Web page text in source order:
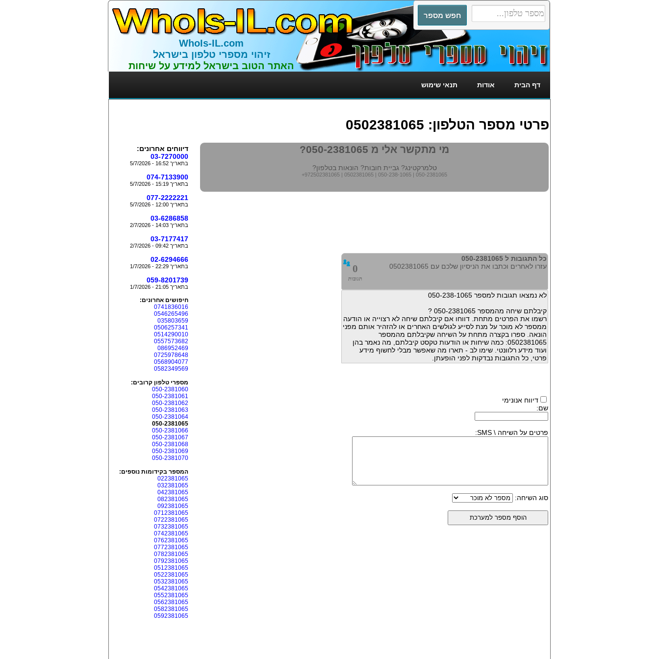
WhoIs-IL.com
זיהוי מספרי טלפון בישראל
האתר הטוב בישראל למידע על שיחות
דף הבית אודות תנאי שימוש
פרטי מספר הטלפון: 0502381065
מי מתקשר אלי מ 050-2381065?
טלמרקטינג? גביית חובות? הונאות בטלפון?
+972502381065 | 0502381065 | 050-238-1065 | 050-2381065
0
תגובות
כל התגובות ל 050-2381065
עזרו לאחרים וכתבו את הניסיון שלכם עם 0502381065
לא נמצאו תגובות למספר 050-238-1065
קיבלתם שיחה מהמספר 050-2381065 ?
רשמו את הפרטים מתחת. דווחו אם קיבלתם שיחה לא רצוייה או הודעה
ממספר לא מוכר על מנת לסייע לגולשים האחרים או להזהיר אותם מפני
הונאה. ספרו בקצרה מתחת על השיחה שקיבלתם מהמספר
0502381065: כמה שיחות או הודעות טקסט קיבלתם, מה נאמר בהן
ועוד מידע רלוונטי. שימו לב - תארו מה שאפשר מבלי לחשוף מידע
פרטי, כל התגובות נבדקות לפני הופעתן.
דיווח אנונימי
שם:
פרטים על השיחה \ SMS:
סוג השיחה:
דיווחים אחרונים:
03-7270000
בתאריך 16:52 - 5/7/2026
074-7133900
בתאריך 15:19 - 5/7/2026
077-2222221
בתאריך 12:00 - 5/7/2026
03-6286858
בתאריך 14:03 - 2/7/2026
03-7177417
בתאריך 09:42 - 2/7/2026
02-6294666
בתאריך 22:29 - 1/7/2026
059-8201739
בתאריך 21:05 - 1/7/2026
חיפושים אחרונים:
0741836016
0546265496
035803659
0506257341
0514290010
0557573682
086952469
0725978648
0568904077
0582349569
מספרי טלפון קרובים:
050-2381060
050-2381061
050-2381062
050-2381063
050-2381064
050-2381065
050-2381066
050-2381067
050-2381068
050-2381069
050-2381070
המספר בקידומות נוספים:
022381065
032381065
042381065
082381065
092381065
0712381065
0722381065
0732381065
0742381065
0762381065
0772381065
0782381065
0792381065
0512381065
0522381065
0532381065
0542381065
0552381065
0562381065
0582381065
0592381065